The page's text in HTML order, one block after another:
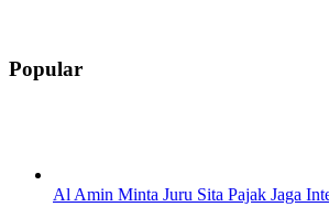
Popular
Al Amin Minta Juru Sita Pajak Jaga